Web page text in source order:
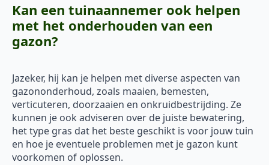
Kan een tuinaannemer ook helpen
met het onderhouden van een
gazon?
Jazeker, hij kan je helpen met diverse aspecten van
gazononderhoud, zoals maaien, bemesten,
verticuteren, doorzaaien en onkruidbestrijding. Ze
kunnen je ook adviseren over de juiste bewatering,
het type gras dat het beste geschikt is voor jouw tuin
en hoe je eventuele problemen met je gazon kunt
voorkomen of oplossen.